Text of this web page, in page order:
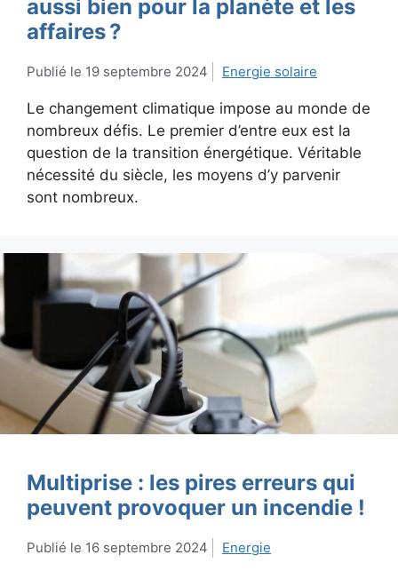
aussi bien pour la planète et les
affaires ?
19 septembre 2024 Energie solaire
Le changement climatique impose au monde de
nombreux défis. Le premier d’entre eux est la
question de la transition énergétique. Véritable
nécessité du siècle, les moyens d’y parvenir
sont nombreux.
Multiprise : les pires erreurs qui
peuvent provoquer un incendie !
16 septembre 2024 Energie